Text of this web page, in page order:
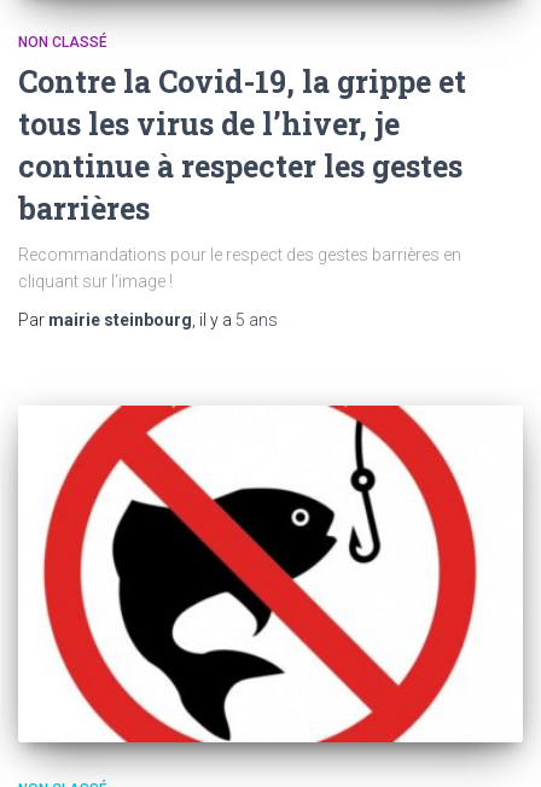
NON CLASSÉ
Contre la Covid-19, la grippe et
tous les virus de l’hiver, je
continue à respecter les gestes
barrières
Recommandations pour le respect des gestes barrières en
cliquant sur l’image !
Par mairie steinbourg , il y a 5 ans